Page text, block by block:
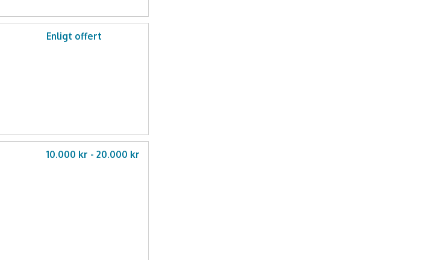
Enligt offert
10.000 kr - 20.000 kr